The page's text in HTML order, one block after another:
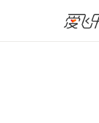
爱飞乐游